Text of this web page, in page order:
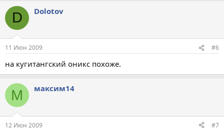
D Dolotov
11 Июн 2009 #6
на кугитангский оникс похоже.
М максим14
12 Июн 2009 #7